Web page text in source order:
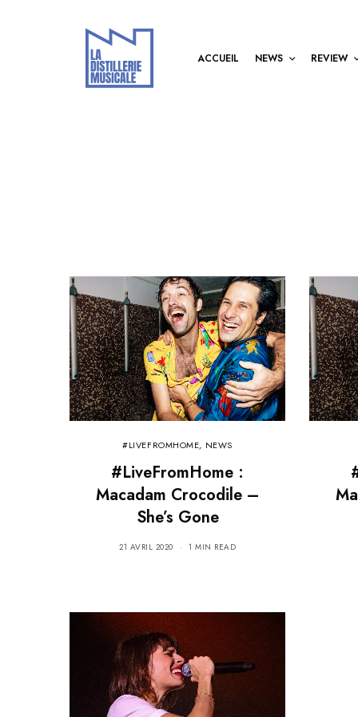
ACCUEIL NEWS REVIEW
#LIVEFROMHOME, NEWS
#LiveFromHome :
Macadam Crocodile –
She’s Gone
21 AVRIL 2020 1 MIN READ